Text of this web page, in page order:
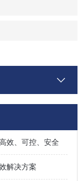
效、可控、安全
解决方案